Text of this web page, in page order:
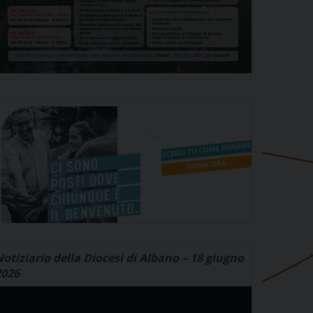
della Diocesi di Albano – 18 giugno